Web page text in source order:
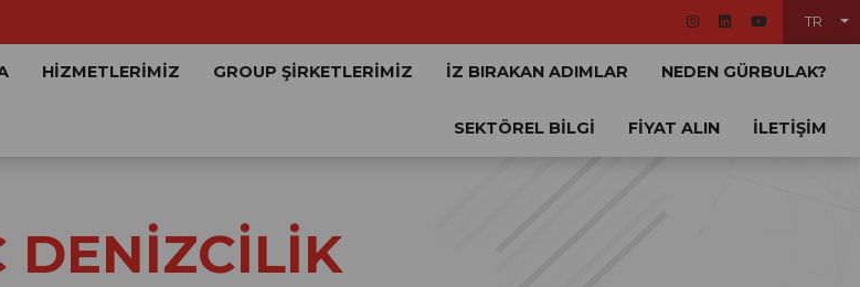
TR
HİZMETLERİMİZ GROUP ŞİRKETLERİMİZ İZ BIRAKAN ADIMLAR NEDEN GÜRBULAK?
SEKTÖREL BİLGİ FİYAT ALIN İLETİŞİM
DENİZCİLİK